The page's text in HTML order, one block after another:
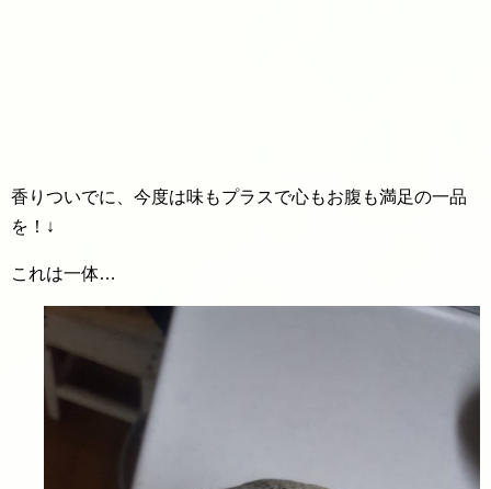
香りついでに、今度は味もプラスで心もお腹も満足の一品
を！↓
これは一体…